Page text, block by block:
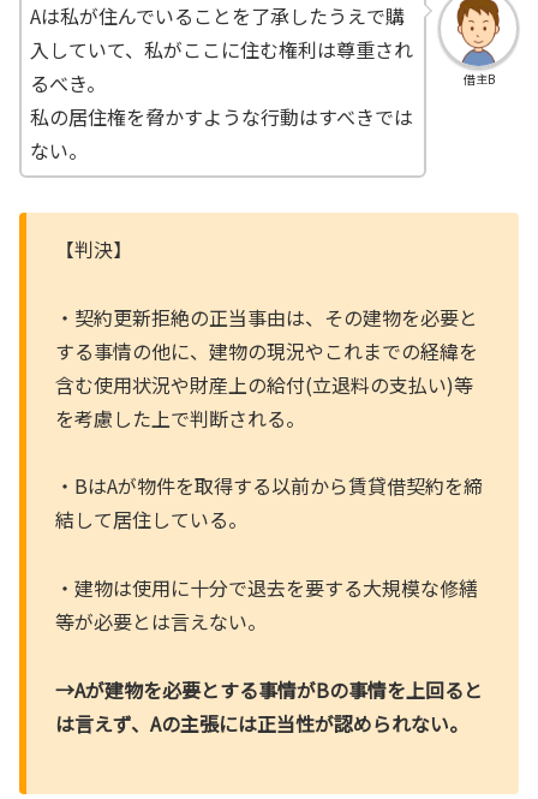
借主B
Aは私が住んでいることを了承したうえで購
入していて、私がここに住む権利は尊重され
るべき。
私の居住権を脅かすような行動はすべきでは
ない。
【判決】
・契約更新拒絶の正当事由は、その建物を必要と
する事情の他に、建物の現況やこれまでの経緯を
含む使用状況や財産上の給付(立退料の支払い)等
を考慮した上で判断される。
・BはAが物件を取得する以前から賃貸借契約を締
結して居住している。
・建物は使用に十分で退去を要する大規模な修繕
等が必要とは言えない。
→Aが建物を必要とする事情がBの事情を上回ると
は言えず、Aの主張には正当性が認められない。